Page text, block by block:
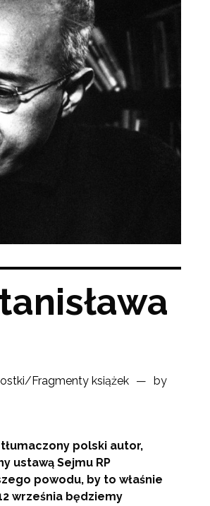
/Fragmenty książek
by
polski autor,
ustawą Sejmu RP
powodu, by to właśnie
września będziemy